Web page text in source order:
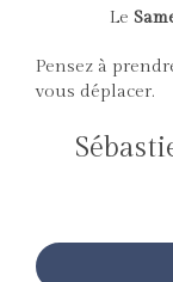
Le
Pensez à
vous déplacer.